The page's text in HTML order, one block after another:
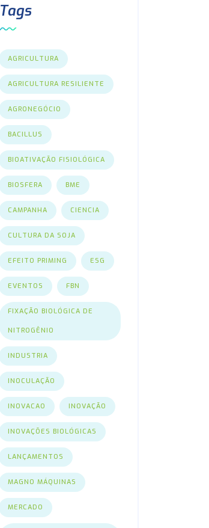
Tags
AGRICULTURA
AGRICULTURA RESILIENTE
AGRONEGÓCIO
BACILLUS
BIOATIVAÇÃO FISIOLÓGICA
BIOSFERA BME
CAMPANHA CIENCIA
CULTURA DA SOJA
EFEITO PRIMING ESG
EVENTOS FBN
FIXAÇÃO BIOLÓGICA DE
NITROGÊNIO
INDUSTRIA
INOCULAÇÃO
INOVACAO INOVAÇÃO
INOVAÇÕES BIOLÓGICAS
LANÇAMENTOS
MAGNO MÁQUINAS
MERCADO